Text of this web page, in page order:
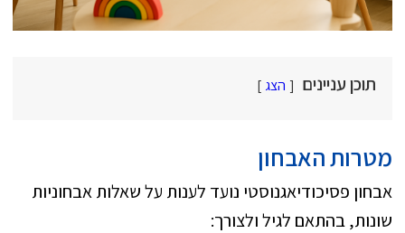
תוכן עניינים הצג
מטרות האבחון
אבחון פסיכודיאגנוסטי נועד לענות על שאלות אבחוניות
שונות, בהתאם לגיל ולצורך: